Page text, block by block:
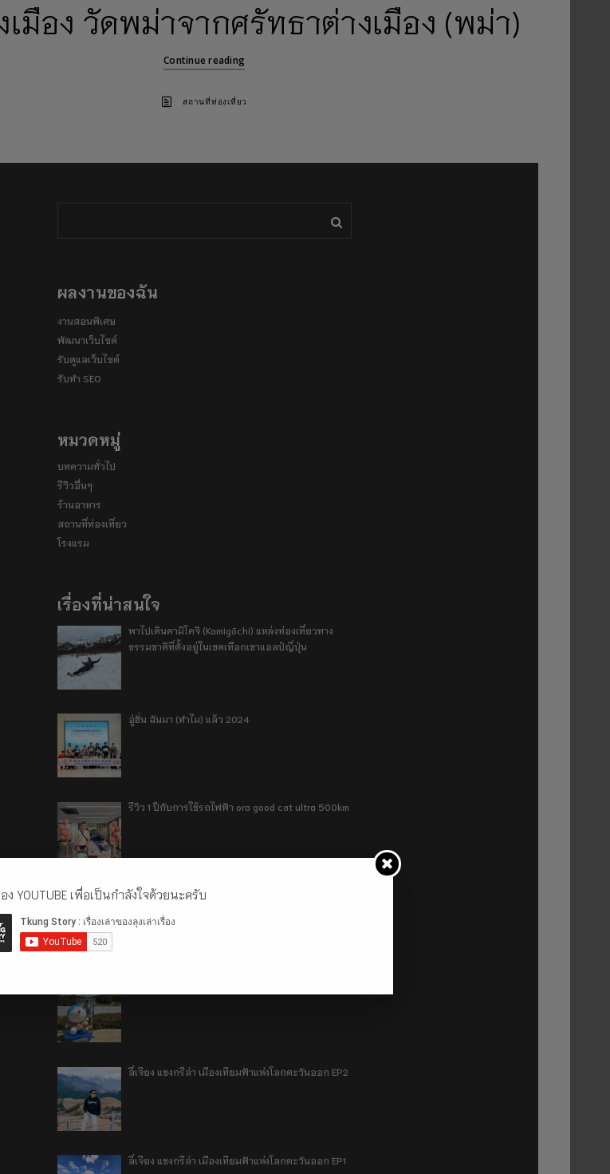
เมือง วัดพม่าจากศรัทธาต่างเมือง (พม่า)
Continue reading
สถานที่ท่องเที่ยว
ผลงานของฉัน
งานสอนพิเศษ
พัฒนาเว็บไซต์
รับดูแลเว็บไซต์
รับทำ SEO
หมวดหมู่
บทความทั่วไป
รีวิวอื่นๆ
ร้านอาหาร
สถานที่ท่องเที่ยว
โรงแรม
เรื่องที่น่าสนใจ
พาไปเดินคามิโคจิ (Kamigōchi) แหล่งท่องเที่ยวทาง
ธรรมชาติที่ตั้งอยู่ในเขตเทือกเขาแอลป์ญี่ปุ่น
อู่ฮั่น ฉันมา (ทำไม) แล้ว 2024
รีวิว 1 ปีกับการใช้รถไฟฟ้า ora good cat ultra 500km
เที่ยวฮ่องกง จะหลงได้ยังไง EP2
ลี่เจียง แชงกรีล่า เมืองเทียมฟ้าแห่งโลกตะวันออก EP2
ลี่เจียง แชงกรีล่า เมืองเทียมฟ้าแห่งโลกตะวันออก EP1
YOUTUBE เพื่อเป็นกำลังใจด้วยนะครับ